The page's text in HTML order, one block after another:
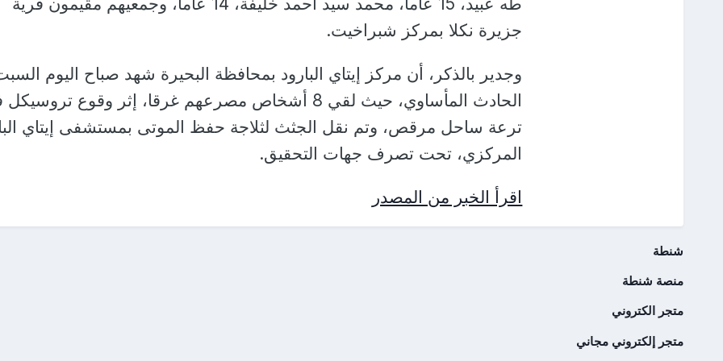
جزيرة نكلا بمركز شبراخيت.
وجدير بالذكر، أن مركز إيتاي البارود بمحافظة البحيرة شهد صباح اليوم
الحادث المأساوي، حيث لقي 8 أشخاص مصرعهم غرقا، إثر وقوع
ترعة ساحل مرقص، وتم نقل الجثث لثلاجة حفظ الموتى بمستشفى إيتاي
المركزي، تحت تصرف جهات التحقيق.
اقرأ الخبر من المصدر
شنطة
منصة شنطة
متجر الكتروني
متجر إلكتروني مجاني